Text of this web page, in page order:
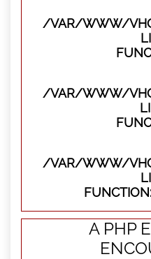
/VAR/WWW/
/VAR/WWW/
/VAR/WWW/
A PHP